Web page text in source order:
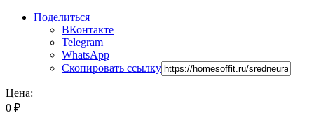
Поделиться
ВКонтакте
Telegram
WhatsApp
Скопировать ссылку
Цена:
0 ₽